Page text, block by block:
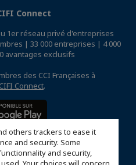
others trackers to ease it
and security. Some
and security,
Connect
1er réseau privé d'entreprises
| 33 000 entreprises | 4 000
avantages exclusifs
des CCI Françaises à
Connect.